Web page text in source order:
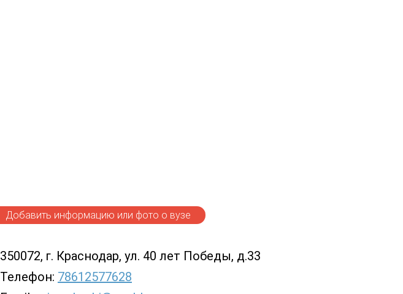
Добавить информацию или фото о вузе
350072, г. Краснодар, ул. 40 лет Победы, д.33
Телефон: 78612577628